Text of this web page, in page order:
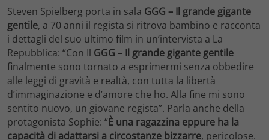
Steven Spielberg porta in sala GGG – Il grande gigante
gentile, a 70 anni il regista si ritrova bambino e racconta
i dettagli del suo ultimo film in un’intervista a La
Repubblica: “Con Il GGG – Il grande gigante gentile
finalmente sono tornato a esprimermi senza obbedire
alle leggi di gravità e realtà, con tutta la libertà
d’immaginazione e d’amore che ho. Alla fine mi sono
sentito nuovo, un giovane regista”. Parla anche della
protagonista Sophie: “È una ragazzina eppure ha la
capacità di adattarsi a circostanze bizzarre, pericolose.